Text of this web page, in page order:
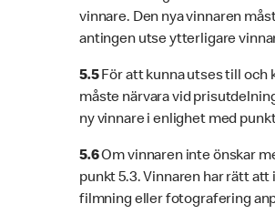
vinnare. Den nya vinnaren
antingen utse ytterligare
5.5För att kunna utses till och
måste närvara vid
ny vinnare i enlighet med
5.6Om vinnaren inte önskar
punkt 5.3. Vinnaren har rätt
filmning eller fotografering